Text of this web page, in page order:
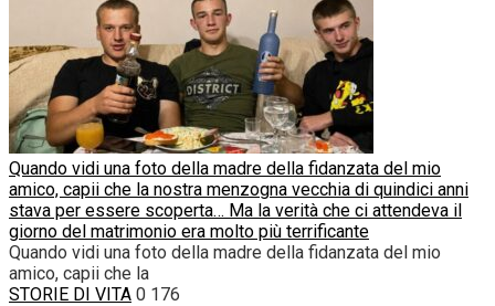
Quando vidi una foto della madre della fidanzata del mio
amico, capii che la nostra menzogna vecchia di quindici anni
stava per essere scoperta… Ma la verità che ci attendeva il
giorno del matrimonio era molto più terrificante
Quando vidi una foto della madre della fidanzata del mio
amico, capii che la
STORIE DI VITA 0 176